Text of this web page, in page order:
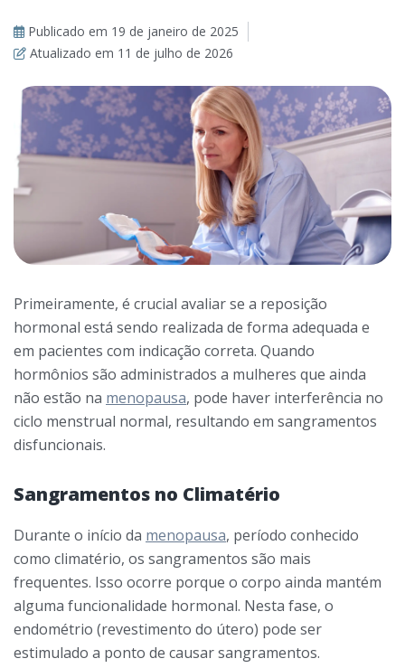
Publicado em 19 de janeiro de 2025
Atualizado em 11 de julho de 2026
Primeiramente, é crucial avaliar se a reposição
hormonal está sendo realizada de forma adequada e
em pacientes com indicação correta. Quando
hormônios são administrados a mulheres que ainda
não estão na menopausa, pode haver interferência no
ciclo menstrual normal, resultando em sangramentos
disfuncionais.
Sangramentos no Climatério
Durante o início da menopausa, período conhecido
como climatério, os sangramentos são mais
frequentes. Isso ocorre porque o corpo ainda mantém
alguma funcionalidade hormonal. Nesta fase, o
endométrio (revestimento do útero) pode ser
estimulado a ponto de causar sangramentos.